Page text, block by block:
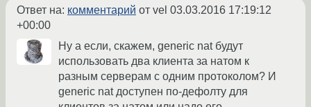
Ответ на: комментарий от vel 03.03.2016 17:19:12
+00:00
Ну а если, скажем, generic nat будут
использовать два клиента за натом к
разным серверам с одним протоколом? И
generic nat доступен по-дефолту для